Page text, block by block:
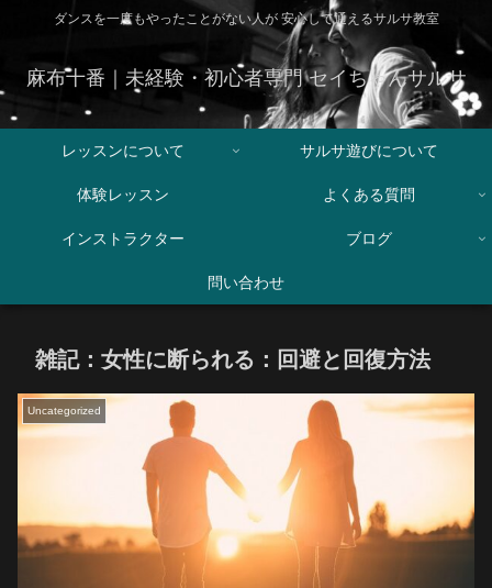
ダンスを一度もやったことがない人が 安心して通えるサルサ教室
麻布十番｜未経験・初心者専門 セイちゃんサルサ
レッスンについて サルサ遊びについて
体験レッスン よくある質問
インストラクター ブログ
問い合わせ
雑記：女性に断られる：回避と回復方法
Uncategorized